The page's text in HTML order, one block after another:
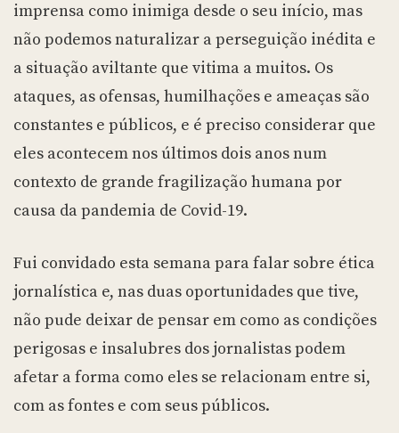
imprensa como inimiga desde o seu início, mas
não podemos naturalizar a perseguição inédita e
a situação aviltante que vitima a muitos. Os
ataques, as ofensas, humilhações e ameaças são
constantes e públicos, e é preciso considerar que
eles acontecem nos últimos dois anos num
contexto de grande fragilização humana por
causa da pandemia de Covid-19.
Fui convidado esta semana para falar sobre ética
jornalística e, nas duas oportunidades que tive,
não pude deixar de pensar em como as condições
perigosas e insalubres dos jornalistas podem
afetar a forma como eles se relacionam entre si,
com as fontes e com seus públicos.